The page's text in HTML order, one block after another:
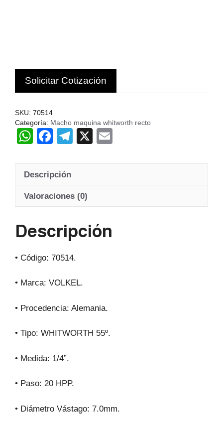
1/4-
20
VOLKEL
Solicitar Cotización
SKU: 70514
Categoría: Macho maquina whitworth recto
W
at
A
p
F
c
b
o
T
e
a
X
ail
Descripción
Valoraciones (0)
Descripción
• Código: 70514.
• Marca: VOLKEL.
• Procedencia: Alemania.
• Tipo: WHITWORTH 55º.
• Medida: 1/4”.
• Paso: 20 HPP.
• Diámetro Vástago: 7.0mm.